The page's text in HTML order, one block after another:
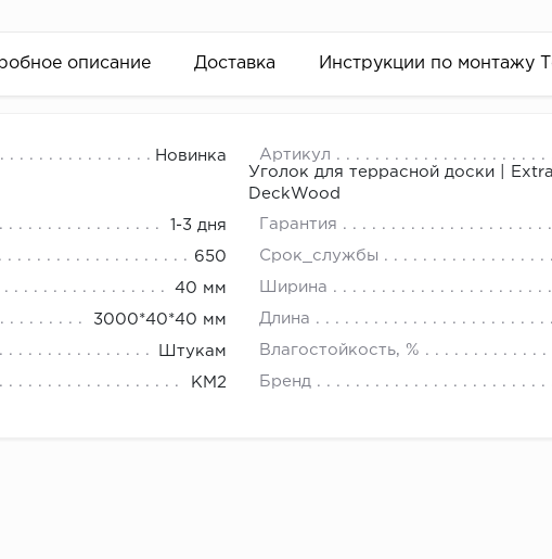
описание Доставка Инструкции по монтажу
Новинка
Артикул
Уголок для террасной доски |
DeckWood
1-3 дня Гарантия
650 Срок_службы
40 мм Ширина
3000*40*40 мм Длина
Штукам Влагостойкость, %
КМ2 Бренд
м.) Клипса монтажнаяметаллическаяExtraWoodОбщие
о каком-либо дефекте. Незначительная